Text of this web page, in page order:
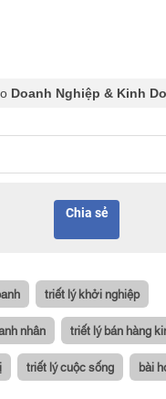
Doanh Nghiệp & Kinh
Chia sẻ
triết lý khởi nghiệp
nhân triết lý bán hàng
triết lý cuộc sống bài